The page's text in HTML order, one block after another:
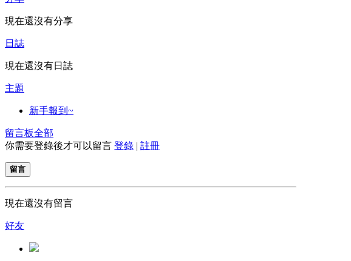
現在還沒有分享
日誌
現在還沒有日誌
主題
新手報到~
留言板全部
你需要登錄後才可以留言 登錄 | 註冊
留言
現在還沒有留言
好友